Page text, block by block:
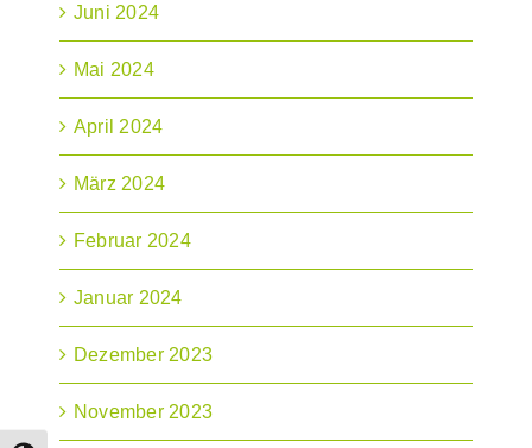
Juni 2024
Mai 2024
April 2024
März 2024
Februar 2024
Januar 2024
Dezember 2023
November 2023